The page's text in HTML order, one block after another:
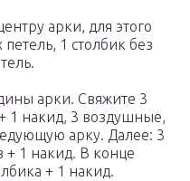
арки, для этого
1 столбик без
арки. Свяжите 3
1 накид, 3 воздушные,
арку. Далее: 3
+ 1 накид. В конце
+ 1 накид.